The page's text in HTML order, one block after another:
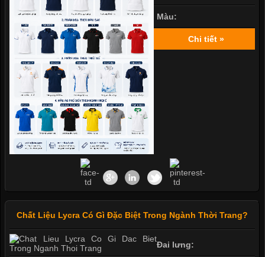
Màu:
Chi tiết »
Chất Liệu Lycra Có Gì Đặc Biệt Trong Ngành Thời Trang?
Đai lưng: